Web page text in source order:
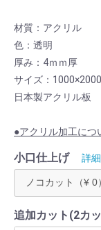
材質：アクリル
色：透明
厚み：4ｍｍ厚
サイズ：
日本製アクリル板
●アクリル加工につ
小口仕上げ 詳
追加カット(2カ